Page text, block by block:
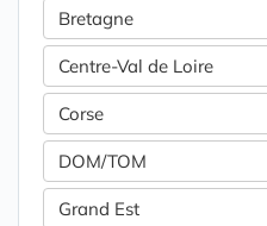
Bretagne
Centre-Val de Loire
Corse
DOM/TOM
Grand Est